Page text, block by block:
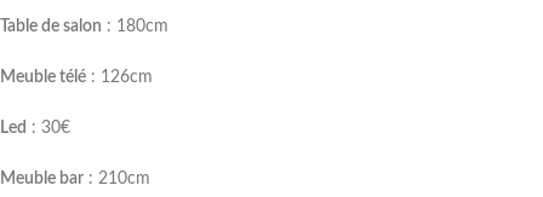
Table de salon : 180cm
Meuble télé : 126cm
Led : 30€
Meuble bar : 210cm